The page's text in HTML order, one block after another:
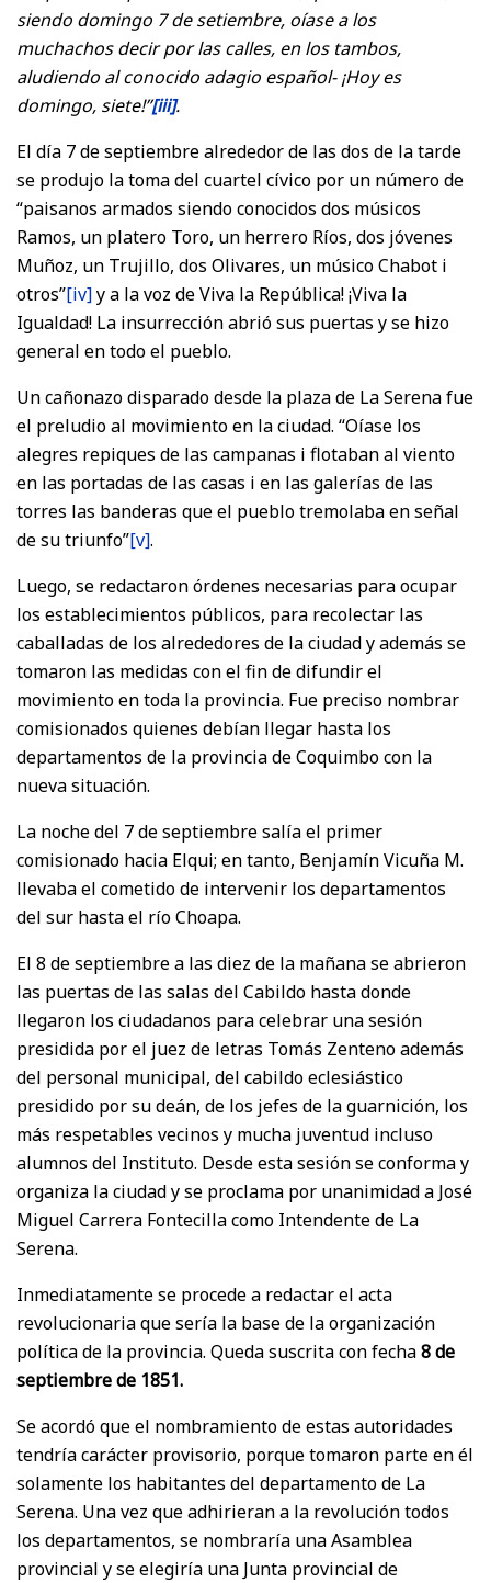
siendo domingo 7 de setiembre, oíase a los
muchachos decir por las calles, en los tambos,
aludiendo al conocido adagio español- ¡Hoy es
domingo, siete!”[iii].
El día 7 de septiembre alrededor de las dos de la tarde
se produjo la toma del cuartel cívico por un número de
“paisanos armados siendo conocidos dos músicos
Ramos, un platero Toro, un herrero Ríos, dos jóvenes
Muñoz, un Trujillo, dos Olivares, un músico Chabot i
otros”[iv]y a la voz de Viva la República! ¡Viva la
Igualdad! La insurrección abrió sus puertas y se hizo
general en todo el pueblo.
Un cañonazo disparado desde la plaza de La Serena fue
el preludio al movimiento en la ciudad. “Oíase los
alegres repiques de las campanas i flotaban al viento
en las portadas de las casas i en las galerías de las
torres las banderas que el pueblo tremolaba en señal
de su triunfo”[v].
Luego, se redactaron órdenes necesarias para ocupar
los establecimientos públicos, para recolectar las
caballadas de los alrededores de la ciudad y además se
tomaron las medidas con el fin de difundir el
movimiento en toda la provincia. Fue preciso nombrar
comisionados quienes debían llegar hasta los
departamentos de la provincia de Coquimbo con la
nueva situación.
La noche del 7 de septiembre salía el primer
comisionado hacia Elqui; en tanto, Benjamín Vicuña M.
llevaba el cometido de intervenir los departamentos
del sur hasta el río Choapa.
El 8 de septiembre a las diez de la mañana se abrieron
las puertas de las salas del Cabildo hasta donde
llegaron los ciudadanos para celebrar una sesión
presidida por el juez de letras Tomás Zenteno además
del personal municipal, del cabildo eclesiástico
presidido por su deán, de los jefes de la guarnición, los
más respetables vecinos y mucha juventud incluso
alumnos del Instituto. Desde esta sesión se conforma y
organiza la ciudad y se proclama por unanimidad a José
Miguel Carrera Fontecilla como Intendente de La
Serena.
Inmediatamente se procede a redactar el acta
revolucionaria que sería la base de la organización
política de la provincia. Queda suscrita con fecha8 de
septiembre de 1851.
Se acordó que el nombramiento de estas autoridades
tendría carácter provisorio, porque tomaron parte en él
solamente los habitantes del departamento de La
Serena. Una vez que adhirieran a la revolución todos
los departamentos, se nombraría una Asamblea
provincial y se elegiría una Junta provincial de